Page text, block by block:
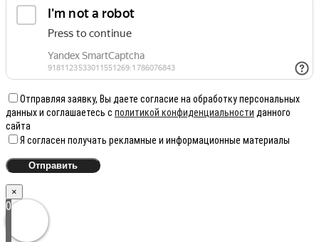
Отправляя заявку, Вы даете согласие на обработку персональных
данных и соглашаетесь с политикой конфиденциальности данного
сайта
Я согласен получать рекламные и информационные материалы
×
0